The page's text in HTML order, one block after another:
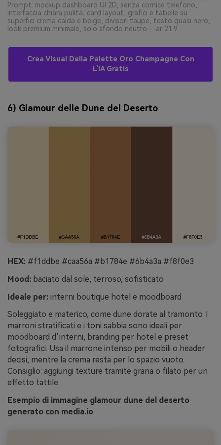
Prompt: mockup dashboard UI 2D, senza cornice telefono,
interfaccia chiara pulita, card layout, grafici e tabelle su
superfici crema calda e beige, divisori taupe, testo quasi nero,
look premium minimale, solo sfondo neutro --ar 21:9
Crea Visual Della Palette Oro Champagne Con
L’IA Gratis
6) Glamour delle Dune del Deserto
HEX: #f1ddbe #caa56a #b1784e #6b4a3a #f8f0e3
Mood: baciato dal sole, terroso, sofisticato
Ideale per: interni boutique hotel e moodboard
Soleggiato e materico, come dune dorate al tramonto. I
marroni stratificati e i toni sabbia sono ideali per
moodboard d’interni, branding per hotel e preset
fotografici. Usa il marrone intenso per mobili o header
decisi, mentre la crema resta per lo spazio vuoto.
Consiglio: aggiungi texture tramite grana o filato per un
effetto tattile.
Esempio di immagine glamour dune del deserto
generato con media.io